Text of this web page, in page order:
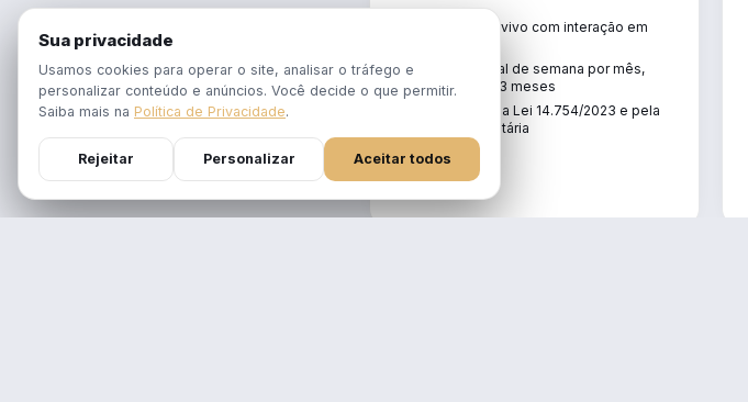
trusts e offshore sob a Lei
14.754/2023 e a Reforma Tributária.
MBA 100% ao vivo com interação em
Aulas em 1 final de semana por mês,
gravadas por 3 meses
Atualizado pela Lei 14.754/2023 e pela
Reforma Tributária
DURAÇÃO
12 meses
Sua privacidade
Usamos cookies para operar o site, analisar o tráfego e
personalizar conteúdo e anúncios. Você decide o que permitir.
Saiba mais na Política de Privacidade.
Rejeitar Personalizar Aceitar todos